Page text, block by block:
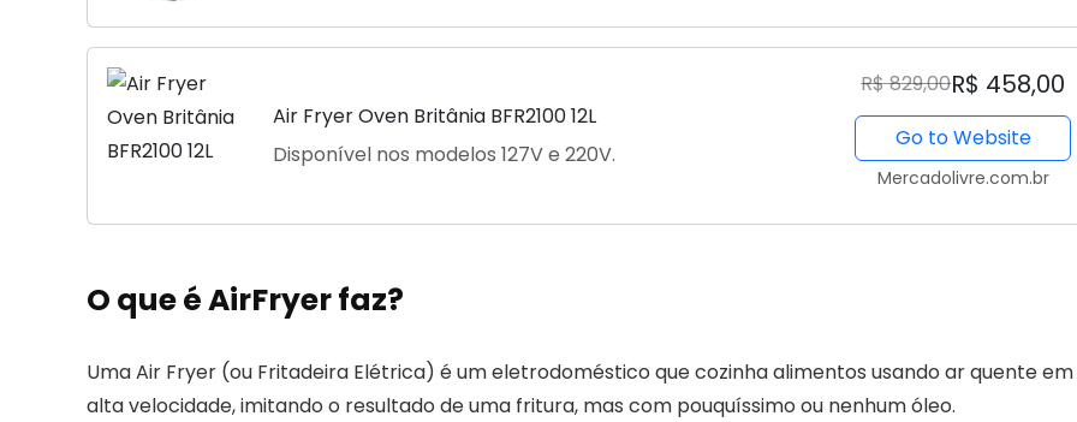
Air Fryer Oven Britânia BFR2100 12L
Disponível nos modelos 127V e 220V.
R$ 829,00R$ 458,00
Go to Website
Mercadolivre.com.br
O que é AirFryer faz?
Uma Air Fryer (ou Fritadeira Elétrica) é um eletrodoméstico que cozinha alimentos usando ar quente em
alta velocidade, imitando o resultado de uma fritura, mas com pouquíssimo ou nenhum óleo.